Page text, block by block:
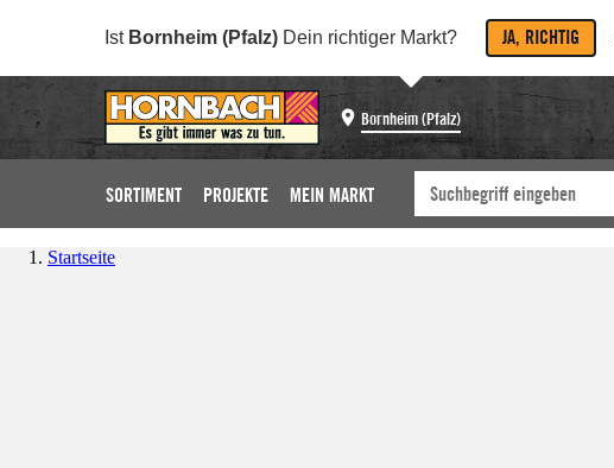
Ist Bornheim (Pfalz) Dein richtiger Markt? JA, RICHTIG
Bornheim (Pfalz)
SORTIMENT PROJEKTE MEIN MARKT
Startseite